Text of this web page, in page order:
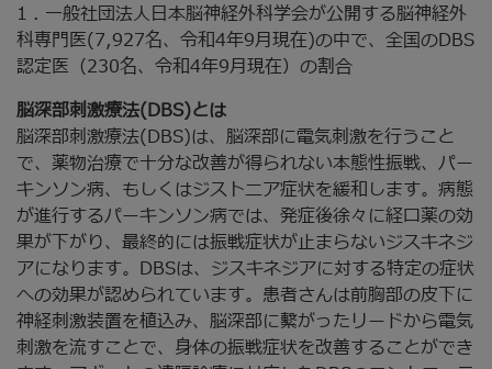
1 . 一般社団法人日本脳神経外科学会が公開する脳神経外
科専門医(7,927名、令和4年9月現在)の中で、全国のDBS
認定医（230名、令和4年9月現在）の割合
脳深部刺激療法(DBS)とは
脳深部刺激療法(DBS)は、脳深部に電気刺激を行うこと
で、薬物治療で十分な改善が得られない本態性振戦、パー
キンソン病、もしくはジストニア症状を緩和します。病態
が進行するパーキンソン病では、発症後徐々に経口薬の効
果が下がり、最終的には振戦症状が止まらないジスキネジ
アになります。DBSは、ジスキネジアに対する特定の症状
への効果が認められています。患者さんは前胸部の皮下に
神経刺激装置を植込み、脳深部に繋がったリードから電気
刺激を流すことで、身体の振戦症状を改善することができ